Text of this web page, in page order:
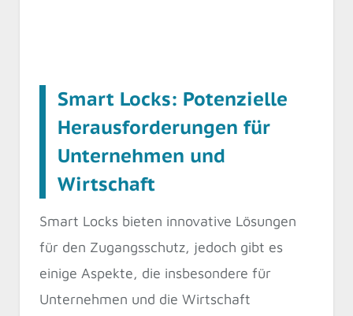
Smart Locks: Potenzielle
Herausforderungen für
Unternehmen und
Wirtschaft
Smart Locks bieten innovative Lösungen
für den Zugangsschutz, jedoch gibt es
einige Aspekte, die insbesondere für
Unternehmen und die Wirtschaft